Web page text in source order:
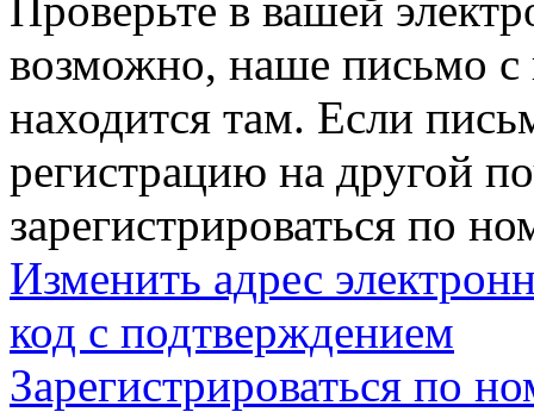
возможно, наше письмо с
находится там. Если
регистрацию на другой
зарегистрироваться по
Изменить адрес
код с подтверждением
Зарегистрироваться по